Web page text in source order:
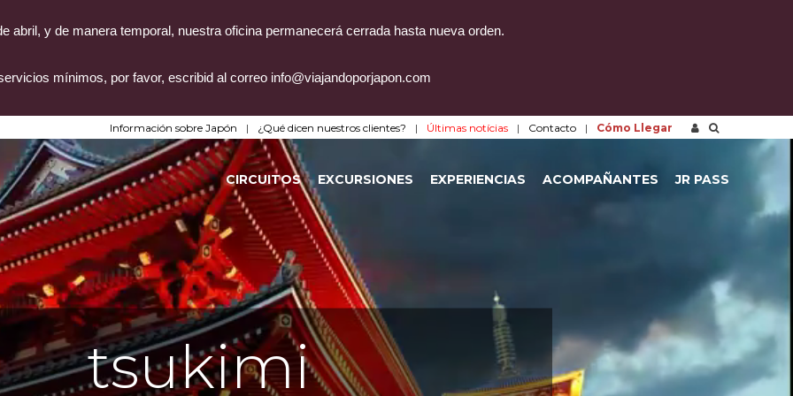
abril, y de manera temporal, nuestra oficina permanecerá cerrada hasta nueva orden.
mínimos, por favor, escribid al correo info@viajandoporjapon.com
Información sobre Japón ¿Qué dicen nuestros clientes? Últimas notícias Contacto Cómo Llegar
CIRCUITOS EXCURSIONES EXPERIENCIAS ACOMPAÑANTES JR PASS
tsukimi